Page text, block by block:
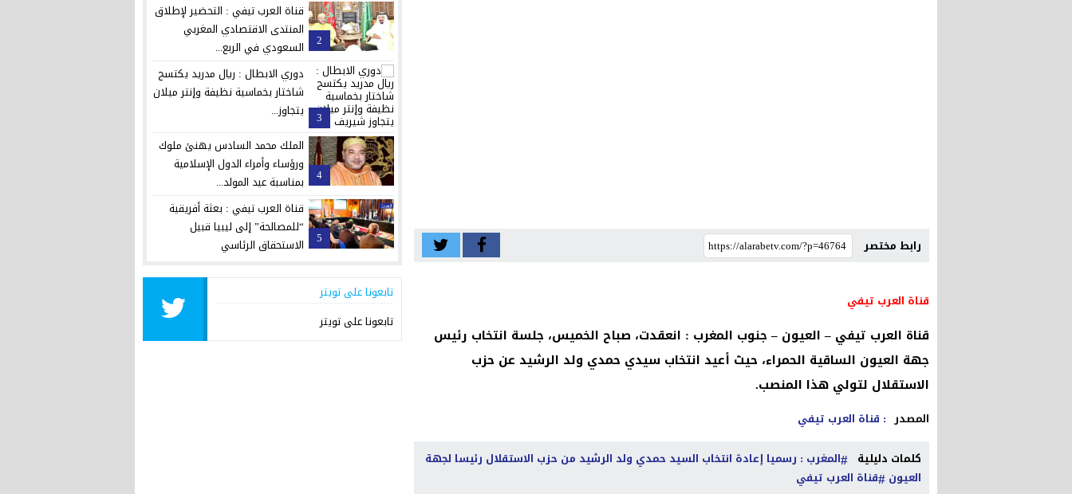
رابط مختصر
قناة العرب تيفي
قناة العرب تيفي – العيون – جنوب المغرب : انعقدت، صباح الخميس، جلسة انتخاب رئيس
جهة العيون الساقية الحمراء، حيث أعيد انتخاب سيدي حمدي ولد الرشيد عن حزب
الاستقلال لتولي هذا المنصب.
المصدر : قناة العرب تيفي
كلمات دليلية
المغرب : رسميا إعادة انتخاب السيد حمدي ولد الرشيد من حزب الاستقلال رئيسا لجهة
العيون قناة العرب تيفي
2
قناة العرب تيفي : التحضير لإطلاق
المنتدى الاقتصادي المغربي
السعودي في الربع...
3
دوري الابطال : ريال مدريد يكتسح
شاختار بخماسية نظيفة وإنتر ميلان
يتجاوز...
4
الملك محمد السادس يهنئ ملوك
ورؤساء وأمراء الدول الإسلامية
بمناسبة عيد المولد...
5
قناة العرب تيفي : بعثة أفريقية
“للمصالحة” إلى ليبيا قبيل
الاستحقاق الرئاسي
تابعونا على تويتر
تابعونا على تويتر